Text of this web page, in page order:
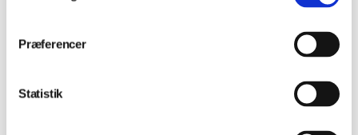
Præferencer
Statistik